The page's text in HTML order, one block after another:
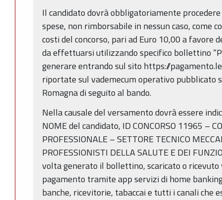
Il candidato dovrà obbligatoriamente
spese, non rimborsabile in nessun caso, come
costi del concorso, pari ad Euro 10,00 a favore
da effettuarsi utilizzando specifico bollettino
generare entrando sul sito https://
riportate sul vademecum operativo pubblicato
Romagna di seguito al bando.
Nella causale del versamento dovrà essere
NOME del candidato, ID CONCORSO 11965 –
PROFESSIONALE – SETTORE TECNICO
PROFESSIONISTI DELLA SALUTE E DEI
volta generato il bollettino, scaricato o
pagamento tramite app servizi di home
banche, ricevitorie, tabaccai e tutti i canali che